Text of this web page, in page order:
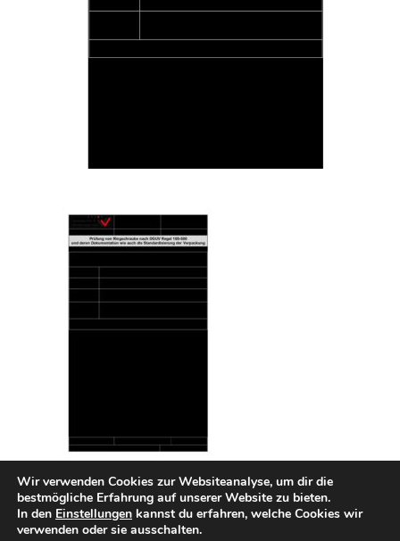
INTERN Impressum Datenschutzerklärung
Wir verwenden Cookies zur Websiteanalyse, um dir die
bestmögliche Erfahrung auf unserer Website zu bieten.
In den Einstellungen kannst du erfahren, welche Cookies wir
verwenden oder sie ausschalten.